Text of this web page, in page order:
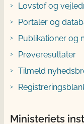
Lovstof og
Portaler og
Publikationer og
Prøveresultater
Tilmeld
Ministeriets